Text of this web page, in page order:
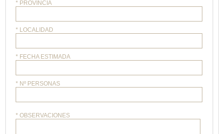
* PROVINCIA
* LOCALIDAD
* FECHA ESTIMADA
* Nº PERSONAS
* OBSERVACIONES